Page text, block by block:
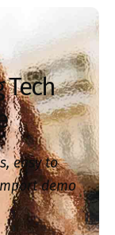
Tech
easy to
demo